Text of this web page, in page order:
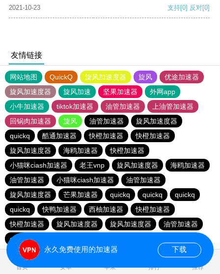
2021-10-23 支持[0] 反对[0]
友情链接
网站地图 QuickQ 旋风加速度器 旋风
优途加速器
旋风加速度器
旋风加速 坚果加速器
外网app
小牛加速器
tiktok加速器 油管加速器
上油管加速器
回锅肉加速器
旋风 油管加速器
旋风加速度器
quickq
酷通加速器 快橙加速器
快橙加速器
旋风加速度器
海鸥加速器
快橙加速器
小猫咪ciash加速器
老王vnp 旋风加速度器
海鸥加速器
油管加速器
小猫咪ciash加速器
油管加速器
旋风加速度器
芒果加速器 quickq quickq
quickq
quickq
快鸭加速器 西柚加速器
快橙加速器
快橙加速器
旋风加速度器 旋风加速度器
油管加速器
quickq
首页 安卓 苹果 排行 推荐
永久免费使用的加速器 下载
0.156375s